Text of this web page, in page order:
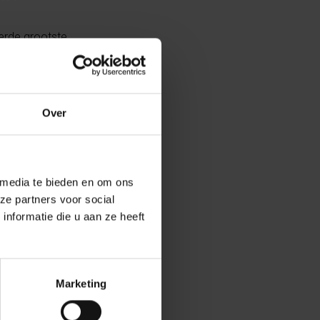
Over
te bieden en om ons
partners voor social
die u aan ze heeft
Marketing
grootste
Sint-
mensen uit
stad geboren.
tussen
dat,
de
stad heeft
juiste
van die
info over
veel over de